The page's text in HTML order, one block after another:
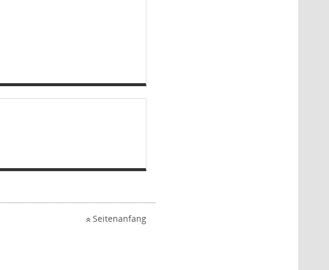
Seitenanfang